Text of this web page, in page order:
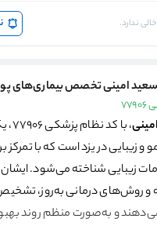
ندارد.
سعید امینی تخصص بیماری‌های
،
زیبایی در یزد است که با تمرکز
زیبایی شناخته می‌شود. ایشان
و روش‌های درمانی به‌روز،
و به‌صورت منظم روند